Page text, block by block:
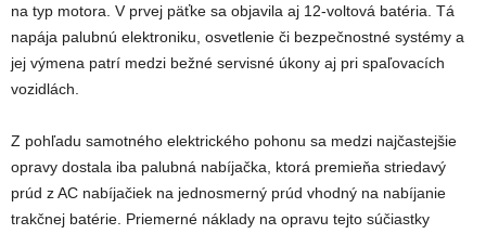
na typ motora. V prvej päťke sa objavila aj 12-voltová batéria. Tá
napája palubnú elektroniku, osvetlenie či bezpečnostné systémy a
jej výmena patrí medzi bežné servisné úkony aj pri spaľovacích
vozidlách.
Z pohľadu samotného elektrického pohonu sa medzi najčastejšie
opravy dostala iba palubná nabíjačka, ktorá premieňa striedavý
prúd z AC nabíjačiek na jednosmerný prúd vhodný na nabíjanie
trakčnej batérie. Priemerné náklady na opravu tejto súčiastky